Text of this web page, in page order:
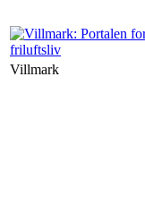
Villmark